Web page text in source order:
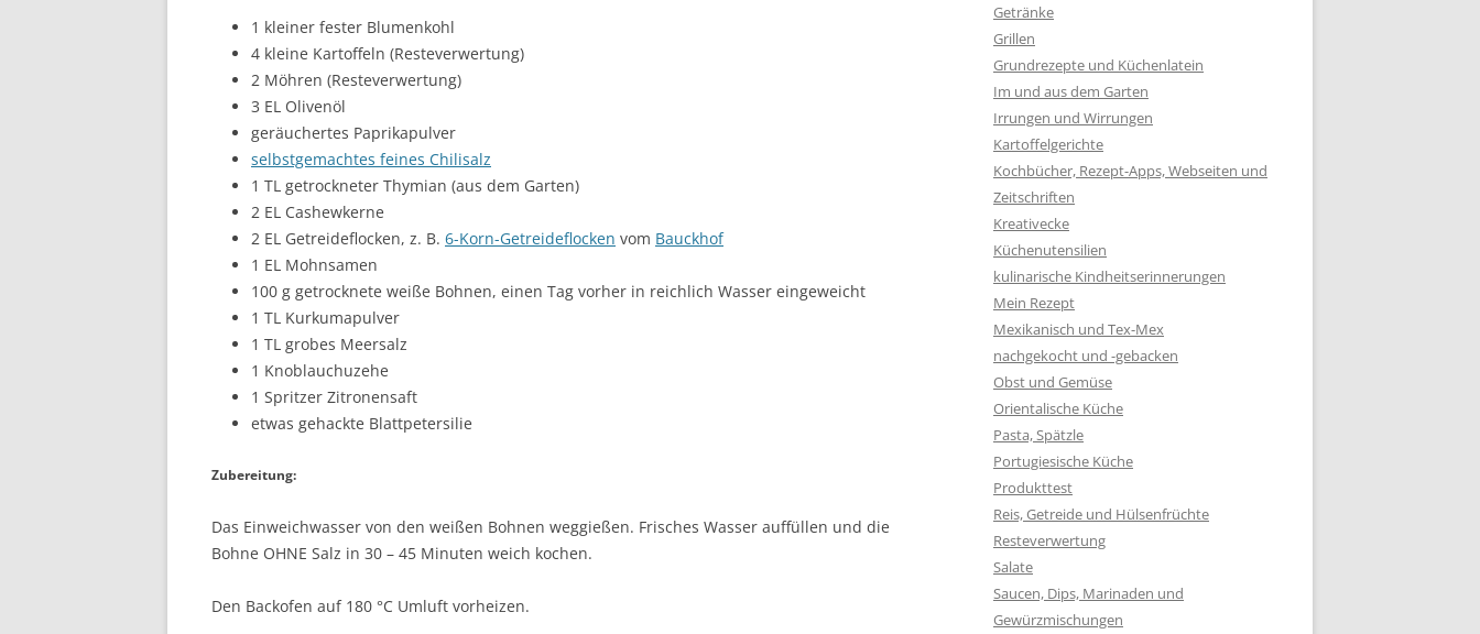
1 kleiner fester Blumenkohl
4 kleine Kartoffeln (Resteverwertung)
2 Möhren (Resteverwertung)
3 EL Olivenöl
geräuchertes Paprikapulver
selbstgemachtes feines Chilisalz
1 TL getrockneter Thymian (aus dem Garten)
2 EL Cashewkerne
2 EL Getreideflocken, z. B. 6-Korn-Getreideflocken vom Bauckhof
1 EL Mohnsamen
100 g getrocknete weiße Bohnen, einen Tag vorher in reichlich Wasser eingeweicht
1 TL Kurkumapulver
1 TL grobes Meersalz
1 Knoblauchuzehe
1 Spritzer Zitronensaft
etwas gehackte Blattpetersilie
Zubereitung:
Das Einweichwasser von den weißen Bohnen weggießen. Frisches Wasser auffüllen und die
Bohne OHNE Salz in 30 – 45 Minuten weich kochen.
Den Backofen auf 180 °C Umluft vorheizen.
Getränke
Grillen
Grundrezepte und Küchenlatein
Im und aus dem Garten
Irrungen und Wirrungen
Kartoffelgerichte
Kochbücher, Rezept-Apps, Webseiten und
Zeitschriften
Kreativecke
Küchenutensilien
kulinarische Kindheitserinnerungen
Mein Rezept
Mexikanisch und Tex-Mex
nachgekocht und -gebacken
Obst und Gemüse
Orientalische Küche
Pasta, Spätzle
Portugiesische Küche
Produkttest
Reis, Getreide und Hülsenfrüchte
Resteverwertung
Salate
Saucen, Dips, Marinaden und
Gewürzmischungen